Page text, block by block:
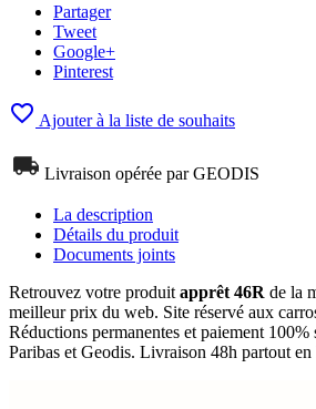
Partager
Tweet
Google+
Pinterest
 Ajouter à la liste de souhaits
Livraison opérée par GEODIS
La description
Détails du produit
Documents joints
Retrouvez votre produit apprêt 46R de la
meilleur prix du web. Site réservé aux
Réductions permanentes et paiement
Paribas et Geodis. Livraison 48h partout en